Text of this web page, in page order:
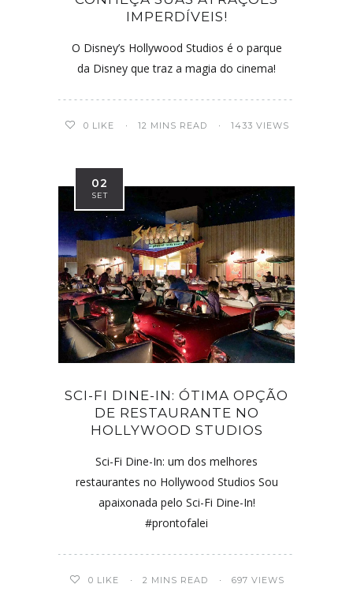
IMPERDÍVEIS!
O Disney’s Hollywood Studios é o parque
da Disney que traz a magia do cinema!
0 LIKE 12 MINS READ 1433 VIEWS
02
SET
SCI-FI DINE-IN: ÓTIMA OPÇÃO
DE RESTAURANTE NO
HOLLYWOOD STUDIOS
Sci-Fi Dine-In: um dos melhores
restaurantes no Hollywood Studios Sou
apaixonada pelo Sci-Fi Dine-In!
#prontofalei
0 LIKE 2 MINS READ 697 VIEWS